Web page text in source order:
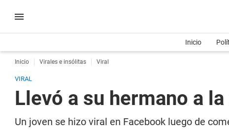
Inicio
Inicio Virales e insólitas Viral
VIRAL
Llevó a su hermano a
Un joven se hizo viral en Facebook luego de